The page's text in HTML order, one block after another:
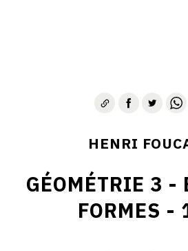
HENRI
GÉOMÉTRIE 3 -
FORMES -